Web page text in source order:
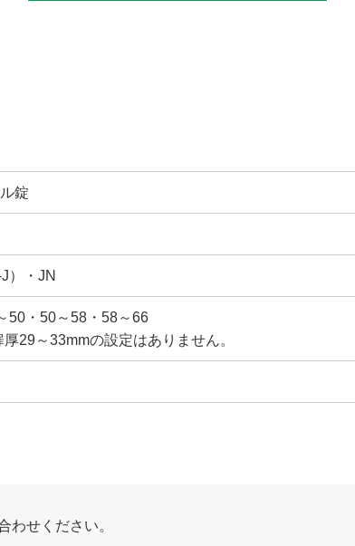
錠
）・JN
50・50～58・58～66
29～33mmの設定はありません。
わせください。